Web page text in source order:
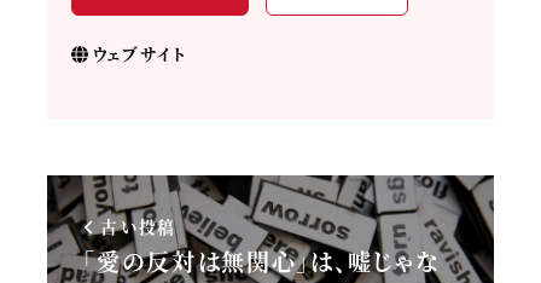
ウェブサイト
古い投稿
「愛の反対は無関心」は、嘘じゃな